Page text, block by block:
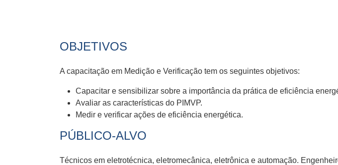
OBJETIVOS
A capacitação em Medição e Verificação tem os seguintes objetivos:
Capacitar e sensibilizar sobre a importância da prática de eficiência
Avaliar as características do PIMVP.
Medir e verificar ações de eficiência energética.
PÚBLICO-ALVO
Técnicos em eletrotécnica, eletromecânica, eletrônica e automação.